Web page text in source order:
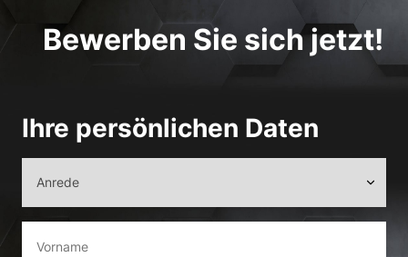
Bewerben Sie sich jetzt!
Ihre persönlichen Daten